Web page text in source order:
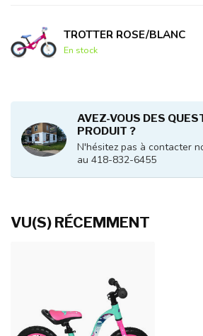
TROTTER ROSE/BLANC
En stock
AVEZ-VOUS DES
PRODUIT ?
N'hésitez pas à contacter
au 418-832-6455
VU(S) RÉCEMMENT